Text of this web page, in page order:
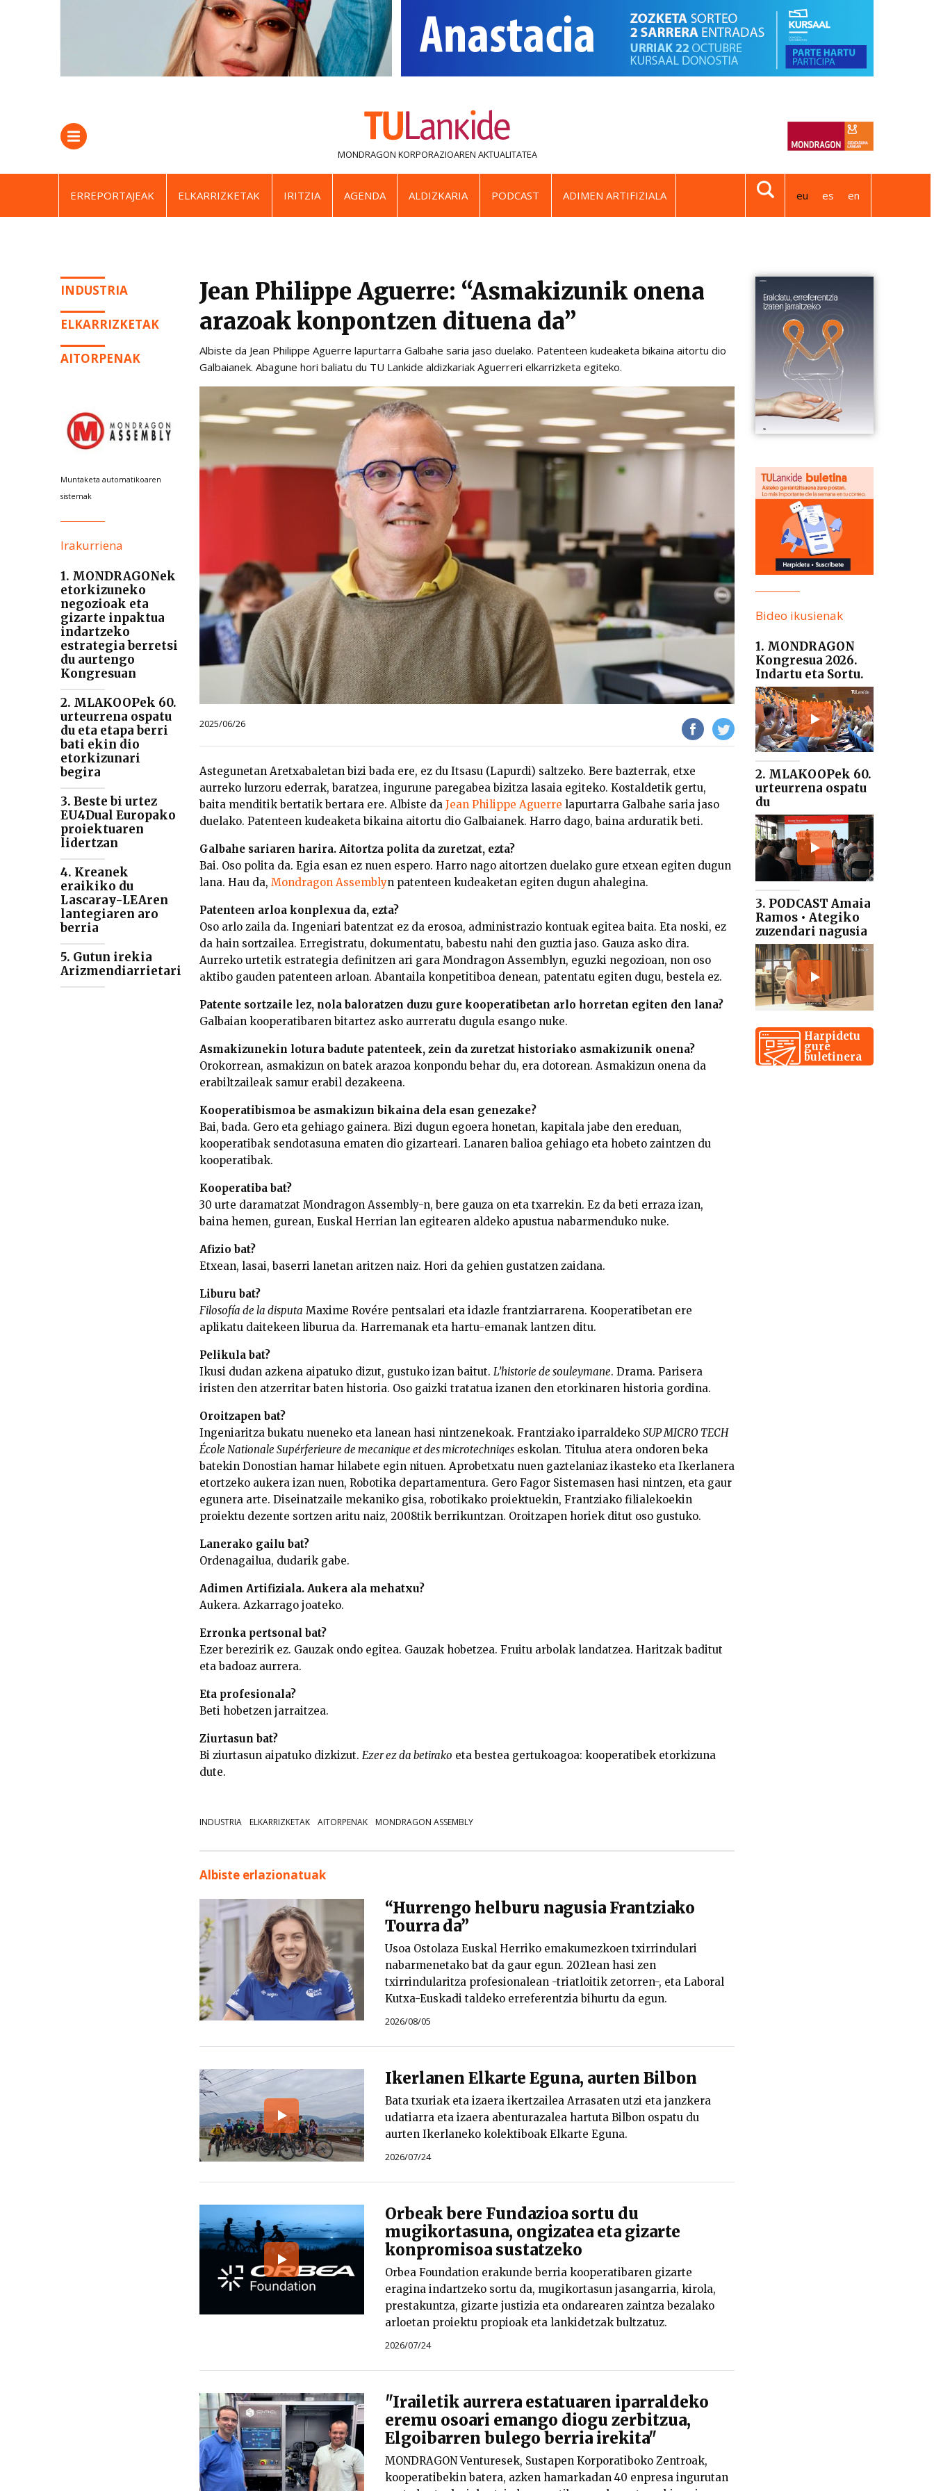
MONDRAGON KORPORAZIOAREN AKTUALITATEA
ERREPORTAJEAK ELKARRIZKETAK IRITZIA AGENDA ALDIZKARIA PODCAST ADIMEN ARTIFIZIALA eu es en
INDUSTRIA
ELKARRIZKETAK
AITORPENAK
Muntaketa automatikoaren
sistemak
Irakurriena
1. MONDRAGONek
etorkizuneko
negozioak eta
gizarte inpaktua
indartzeko
estrategia berretsi
du aurtengo
Kongresuan
2. MLAKOOPek 60.
urteurrena ospatu
du eta etapa berri
bati ekin dio
etorkizunari
begira
3. Beste bi urtez
EU4Dual Europako
proiektuaren
lidertzan
4. Kreanek
eraikiko du
Lascaray-LEAren
lantegiaren aro
berria
5. Gutun irekia
Arizmendiarrietari
Jean Philippe Aguerre: “Asmakizunik onena
arazoak konpontzen dituena da”
Albiste da Jean Philippe Aguerre lapurtarra Galbahe saria jaso duelako. Patenteen kudeaketa bikaina aitortu dio
Galbaianek. Abagune hori baliatu du TU Lankide aldizkariak Aguerreri elkarrizketa egiteko.
2025/06/26
Astegunetan Aretxabaletan bizi bada ere, ez du Itsasu (Lapurdi) saltzeko. Bere bazterrak, etxe
aurreko lurzoru ederrak, baratzea, ingurune paregabea bizitza lasaia egiteko. Kostaldetik gertu,
baita menditik bertatik bertara ere. Albiste da Jean Philippe Aguerre lapurtarra Galbahe saria jaso
duelako. Patenteen kudeaketa bikaina aitortu dio Galbaianek. Harro dago, baina arduratik beti.
Galbahe sariaren harira. Aitortza polita da zuretzat, ezta?
Bai. Oso polita da. Egia esan ez nuen espero. Harro nago aitortzen duelako gure etxean egiten dugun
lana. Hau da, Mondragon Assemblyn patenteen kudeaketan egiten dugun ahalegina.
Patenteen arloa konplexua da, ezta?
Oso arlo zaila da. Ingeniari batentzat ez da erosoa, administrazio kontuak egitea baita. Eta noski, ez
da hain sortzailea. Erregistratu, dokumentatu, babestu nahi den guztia jaso. Gauza asko dira.
Aurreko urtetik estrategia definitzen ari gara Mondragon Assemblyn, eguzki negozioan, non oso
aktibo gauden patenteen arloan. Abantaila konpetitiboa denean, patentatu egiten dugu, bestela ez.
Patente sortzaile lez, nola baloratzen duzu gure kooperatibetan arlo horretan egiten den lana?
Galbaian kooperatibaren bitartez asko aurreratu dugula esango nuke.
Asmakizunekin lotura badute patenteek, zein da zuretzat historiako asmakizunik onena?
Orokorrean, asmakizun on batek arazoa konpondu behar du, era dotorean. Asmakizun onena da
erabiltzaileak samur erabil dezakeena.
Kooperatibismoa be asmakizun bikaina dela esan genezake?
Bai, bada. Gero eta gehiago gainera. Bizi dugun egoera honetan, kapitala jabe den ereduan,
kooperatibak sendotasuna ematen dio gizarteari. Lanaren balioa gehiago eta hobeto zaintzen du
kooperatibak.
Kooperatiba bat?
30 urte daramatzat Mondragon Assembly-n, bere gauza on eta txarrekin. Ez da beti erraza izan,
baina hemen, gurean, Euskal Herrian lan egitearen aldeko apustua nabarmenduko nuke.
Afizio bat?
Etxean, lasai, baserri lanetan aritzen naiz. Hori da gehien gustatzen zaidana.
Liburu bat?
Filosofía de la disputa Maxime Rovére pentsalari eta idazle frantziarrarena. Kooperatibetan ere
aplikatu daitekeen liburua da. Harremanak eta hartu-emanak lantzen ditu.
Pelikula bat?
Ikusi dudan azkena aipatuko dizut, gustuko izan baitut. L’historie de souleymane. Drama. Parisera
iristen den atzerritar baten historia. Oso gaizki tratatua izanen den etorkinaren historia gordina.
Oroitzapen bat?
Ingeniaritza bukatu nueneko eta lanean hasi nintzenekoak. Frantziako iparraldeko SUP MICRO TECH
École Nationale Supérferieure de mecanique et des microtechniqes eskolan. Titulua atera ondoren beka
batekin Donostian hamar hilabete egin nituen. Aprobetxatu nuen gaztelaniaz ikasteko eta Ikerlanera
etortzeko aukera izan nuen, Robotika departamentura. Gero Fagor Sistemasen hasi nintzen, eta gaur
egunera arte. Diseinatzaile mekaniko gisa, robotikako proiektuekin, Frantziako filialekoekin
proiektu dezente sortzen aritu naiz, 2008tik berrikuntzan. Oroitzapen horiek ditut oso gustuko.
Lanerako gailu bat?
Ordenagailua, dudarik gabe.
Adimen Artifiziala. Aukera ala mehatxu?
Aukera. Azkarrago joateko.
Erronka pertsonal bat?
Ezer berezirik ez. Gauzak ondo egitea. Gauzak hobetzea. Fruitu arbolak landatzea. Haritzak baditut
eta badoaz aurrera.
Eta profesionala?
Beti hobetzen jarraitzea.
Ziurtasun bat?
Bi ziurtasun aipatuko dizkizut. Ezer ez da betirako eta bestea gertukoagoa: kooperatibek etorkizuna
dute.
INDUSTRIA ELKARRIZKETAK AITORPENAK MONDRAGON ASSEMBLY
Albiste erlazionatuak
“Hurrengo helburu nagusia Frantziako
Tourra da”
Usoa Ostolaza Euskal Herriko emakumezkoen txirrindulari
nabarmenetako bat da gaur egun. 2021ean hasi zen
txirrindularitza profesionalean -triatloitik zetorren-, eta Laboral
Kutxa-Euskadi taldeko erreferentzia bihurtu da egun.
2026/08/05
Ikerlanen Elkarte Eguna, aurten Bilbon
Bata txuriak eta izaera ikertzailea Arrasaten utzi eta janzkera
udatiarra eta izaera abenturazalea hartuta Bilbon ospatu du
aurten Ikerlaneko kolektiboak Elkarte Eguna.
2026/07/24
Orbeak bere Fundazioa sortu du
mugikortasuna, ongizatea eta gizarte
konpromisoa sustatzeko
Orbea Foundation erakunde berria kooperatibaren gizarte
eragina indartzeko sortu da, mugikortasun jasangarria, kirola,
prestakuntza, gizarte justizia eta ondarearen zaintza bezalako
arloetan proiektu propioak eta lankidetzak bultzatuz.
2026/07/24
"Irailetik aurrera estatuaren iparraldeko
eremu osoari emango diogu zerbitzua,
Elgoibarren bulego berria irekita"
MONDRAGON Venturesek, Sustapen Korporatiboko Zentroak,
kooperatibekin batera, azken hamarkadan 40 enpresa ingurutan
Bideo ikusienak
1. MONDRAGON
Kongresua 2026.
Indartu eta Sortu.
2. MLAKOOPek 60.
urteurrena ospatu
du
3. PODCAST Amaia
Ramos • Ategiko
zuzendari nagusia
Harpidetu
gure
buletinera